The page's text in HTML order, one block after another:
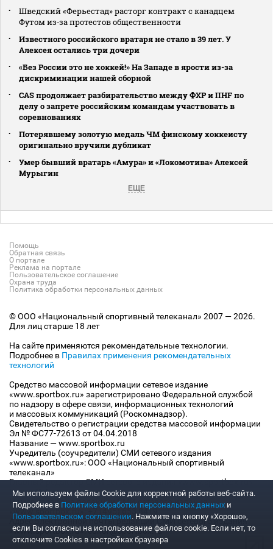
Шведский «Ферьестад» расторг контракт с канадцем
Футом из‑за протестов общественности
Известного российского вратаря не стало в 39 лет. У
Алексея остались три дочери
«Без России это не хоккей!» На Западе в ярости из-за
дискриминации нашей сборной
CAS продолжает разбирательство между ФХР и IIHF по
делу о запрете российским командам участвовать в
соревнованиях
Потерявшему золотую медаль ЧМ финскому хоккеисту
оригинально вручили дубликат
Умер бывший вратарь «Амура» и «Локомотива» Алексей
Мурыгин
ЕЩЕ
Помощь
Обратная связь
О портале
Реклама на портале
Пользовательское соглашение
Охрана труда
Политика обработки персональных данных
© ООО «Национальный спортивный телеканал» 2007 — 2026.
Для лиц старше 18 лет
На сайте применяются рекомендательные технологии.
Подробнее в Правилах применения рекомендательных
технологий
Средство массовой информации сетевое издание
«www.sportbox.ru» зарегистрировано Федеральной службой
по надзору в сфере связи, информационных технологий
и массовых коммуникаций (Роскомнадзор).
Свидетельство о регистрации средства массовой информации
Эл № ФС77-72613 от 04.04.2018
Название — www.sportbox.ru
Учредитель (соучредители) СМИ сетевого издания
«www.sportbox.ru»: ООО «Национальный спортивный
телеканал»
Главный редактор СМИ сетевого издания «www.sportbox.ru»:
Конов В.А.
Номер телефона редакции СМИ сетевого издания
«www.sportbox.ru»: +7 (495) 653 8419
Адрес электронной почты редакции СМИ сетевого издания
«www.sportbox.ru»: editor@sportbox.ru
Мы используем файлы Сookie для корректной работы веб-сайта.
Подробнее в Политике обработки персональных данных и
Пользовательском соглашении. Нажмите на кнопку «Хорошо»,
если Вы согласны на использование файлов cookie. Если нет, то
отключите Cookies в настройках браузера